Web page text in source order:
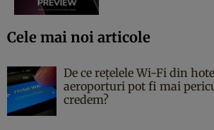
Cele mai noi articole
De ce rețelele Wi-Fi din
aeroporturi pot fi mai
credem?